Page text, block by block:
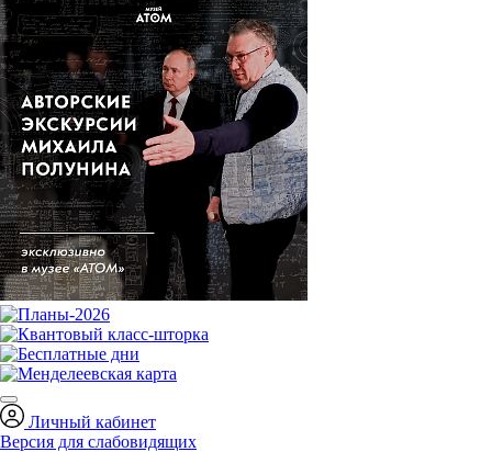
Личный кабинет
Версия для слабовидящих